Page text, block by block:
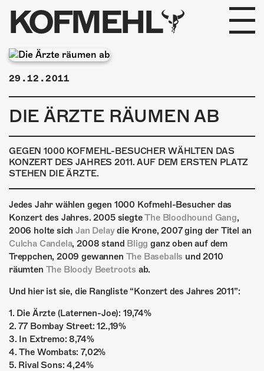
KOFMEHL
PROGRAMM
FABRIKGEFLÜSTER
GALERIE
FOTOGALERIE
PHOTOMAT
INFOS
KONTAKT
ÜBER UNS
GÖNNEREI
SHOP
MITMACHEN
29.12.2011
DIE ÄRZTE RÄUMEN AB
GEGEN 1000 KOFMEHL-BESUCHER WÄHLTEN DAS
KONZERT DES JAHRES 2011. AUF DEM ERSTEN PLATZ
STEHEN DIE ÄRZTE.
Jedes Jahr wählen gegen 1000 Kofmehl-Besucher das
Konzert des Jahres. 2005 siegteThe Bloodhound Gang,
2006 holte sichJan Delaydie Krone, 2007 ging der Titel an
Culcha Candela, 2008 stand Bligg ganz oben auf dem
Treppchen, 2009 gewannen The Baseballs und 2010
räumten The Bloody Beetroots ab.
Und hier ist sie, die Rangliste “Konzert des Jahres 2011”:
1. Die Ärzte (Laternen-Joe): 19,74%
2. 77 Bombay Street: 12.,19%
3. In Extremo: 8,74%
4. The Wombats: 7,02%
5. Rival Sons: 4,24%